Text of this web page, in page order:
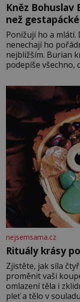
Kněz
než
Ponižují ho a mlátí.
nenechají ho
nejbližším. Burian
podepíše všechno,
fyzický ani
chce být knězem a
nejsemsama.cz
Rituály krásy
Zjistěte, jak síla
proměnit vaši
omlazení těla i
pleť a tělo v